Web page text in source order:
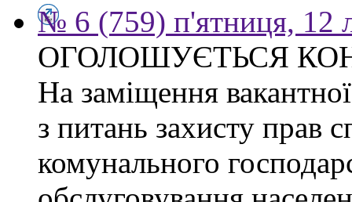
№ 6 (759) п'ятниця, 12
ОГОЛОШУЄТЬСЯ
На заміщення вакантної
з питань захисту прав
комунального